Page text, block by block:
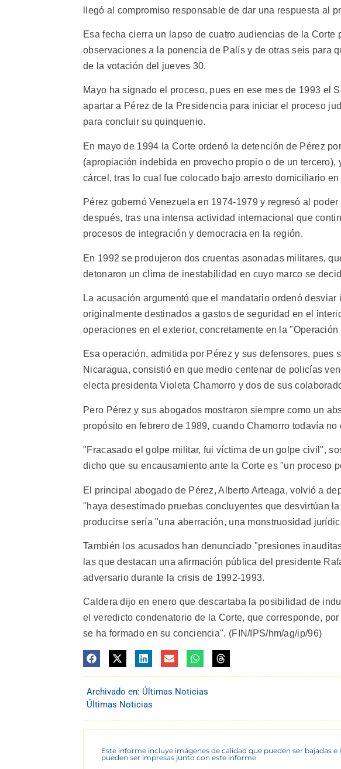
llegó al compromiso responsable de dar una respuesta al
Esa fecha cierra un lapso de cuatro audiencias de la
observaciones a la ponencia de Palís y de otras seis para
de la votación del jueves 30.
Mayo ha signado el proceso, pues en ese mes de 1993 el
apartar a Pérez de la Presidencia para iniciar el proceso
para concluir su quinquenio.
En mayo de 1994 la Corte ordenó la detención de Pérez
(apropiación indebida en provecho propio o de un
cárcel, tras lo cual fue colocado bajo arresto domiciliario
Pérez gobernó Venezuela en 1974-1979 y regresó al
después, tras una intensa actividad internacional que
procesos de integración y democracia en la región.
En 1992 se produjeron dos cruentas asonadas militares,
detonaron un clima de inestabilidad en cuyo marco se
La acusación argumentó que el mandatario ordenó
originalmente destinados a gastos de seguridad en el
operaciones en el exterior, concretamente en la
Esa operación, admitida por Pérez y sus defensores, pues
Nicaragua, consistió en que medio centenar de policías
electa presidenta Violeta Chamorro y dos de sus
Pero Pérez y sus abogados mostraron siempre como un
propósito en febrero de 1989, cuando Chamorro todavía
"Fracasado el golpe militar, fui víctima de un golpe civil",
dicho que su encausamiento ante la Corte es "un proceso
El principal abogado de Pérez, Alberto Arteaga, volvió a
"haya desestimado pruebas concluyentes que desvirtúan
producirse sería "una aberración, una monstruosidad
También los acusados han denunciado "presiones
las que destacan una afirmación pública del presidente
adversario durante la crisis de 1992-1993.
Caldera dijo en enero que descartaba la posibilidad de
el veredicto condenatorio de la Corte, que corresponde,
se ha formado en su conciencia". (FIN/IPS/hm/ag/ip/96)
Archivado en: Últimas Noticias
Últimas Noticias
Este informe incluye imágenes de calidad que pueden ser bajadas
pueden ser impresas junto con este informe